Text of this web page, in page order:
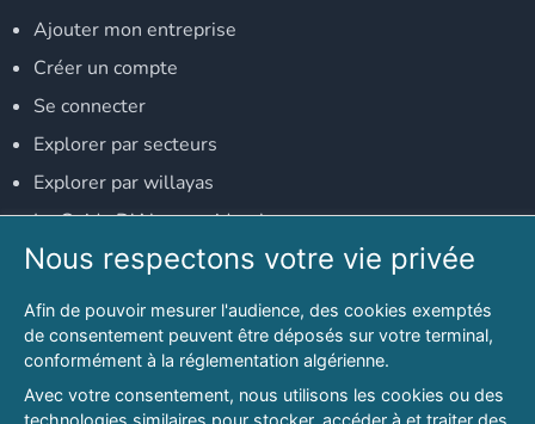
Ajouter mon entreprise
Créer un compte
Se connecter
Explorer par secteurs
Explorer par willayas
Le Guide D'Alger, guide-alger.com
NOS RÉSEAUX SOCIAUX
Notre page Facebook
Notre page LinkedIn
Notre page Instagram
Nous respectons votre vie privée
Afin de pouvoir mesurer l'audience, des cookies exemptés
de consentement peuvent être déposés sur votre terminal,
conformément à la réglementation algérienne.
Avec votre consentement, nous utilisons les cookies ou des
technologies similaires pour stocker, accéder à et traiter des